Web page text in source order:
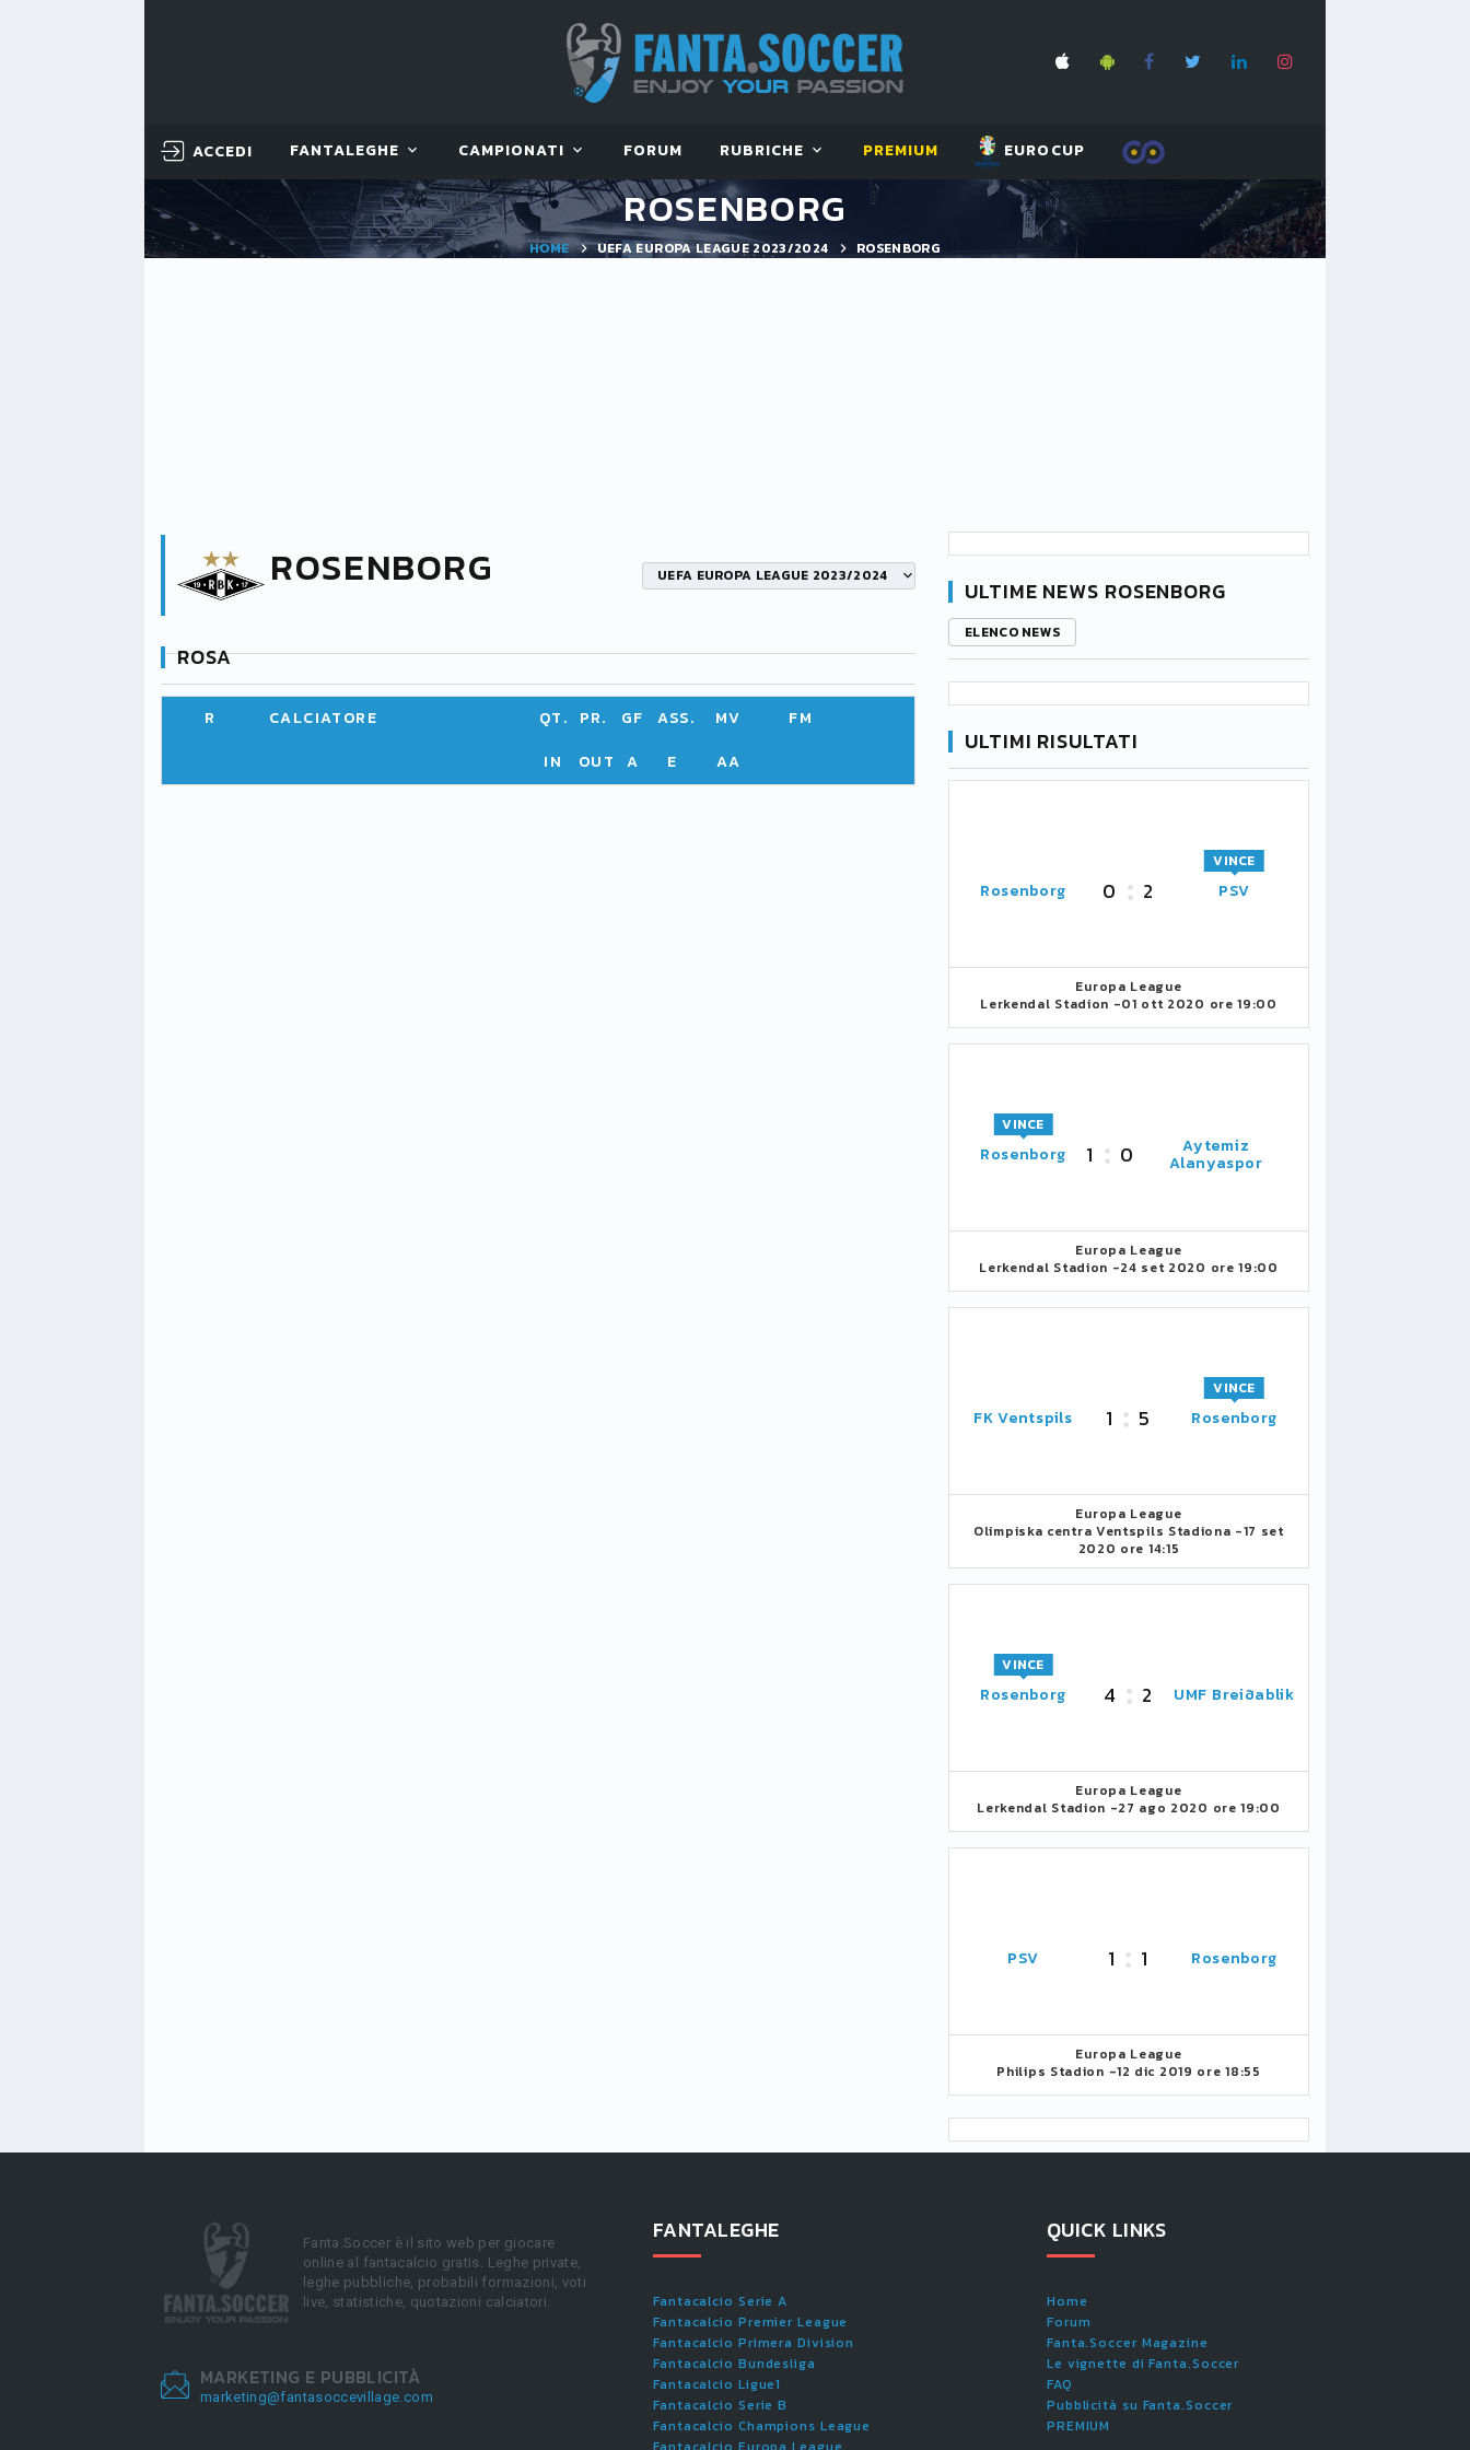
ACCEDI FANTALEGHE CAMPIONATI FORUM RUBRICHE PREMIUM EUROCUP
ROSENBORG
HOME UEFA EUROPA LEAGUE 2023/2024 ROSENBORG
ROSENBORG UEFA EUROPA LEAGUE 2023/2024
ROSA
R CALCIATORE QT. PR. GF ASS. MV
FM
IN
OUT A E AA
ULTIME NEWS ROSENBORG
ELENCO NEWS
ULTIMI RISULTATI
Rosenborg 0 2 PSV
VINCE
Europa League
Lerkendal Stadion -01 ott 2020 ore 19:00
Rosenborg
VINCE
1 0 Aytemiz
Alanyaspor
Europa League
Lerkendal Stadion -24 set 2020 ore 19:00
FK Ventspils 1 5 Rosenborg
VINCE
Europa League
Olimpiska centra Ventspils Stadiona -17 set
2020 ore 14:15
Rosenborg
VINCE
4 2 UMF Breiðablik
Europa League
Lerkendal Stadion -27 ago 2020 ore 19:00
PSV 1 1 Rosenborg
Europa League
Philips Stadion -12 dic 2019 ore 18:55
Fanta.Soccer è il sito web per giocare
online al fantacalcio gratis. Leghe private,
leghe pubbliche, probabili formazioni, voti
live, statistiche, quotazioni calciatori.
MARKETING E PUBBLICITÀ
marketing@fantasoccevillage.com
FANTALEGHE
Fantacalcio Serie A
Fantacalcio Premier League
Fantacalcio Primera Division
Fantacalcio Bundesliga
Fantacalcio Ligue1
Fantacalcio Serie B
Fantacalcio Champions League
QUICK LINKS
Home
Forum
Fanta.Soccer Magazine
Le vignette di Fanta.Soccer
FAQ
Pubblicità su Fanta.Soccer
PREMIUM